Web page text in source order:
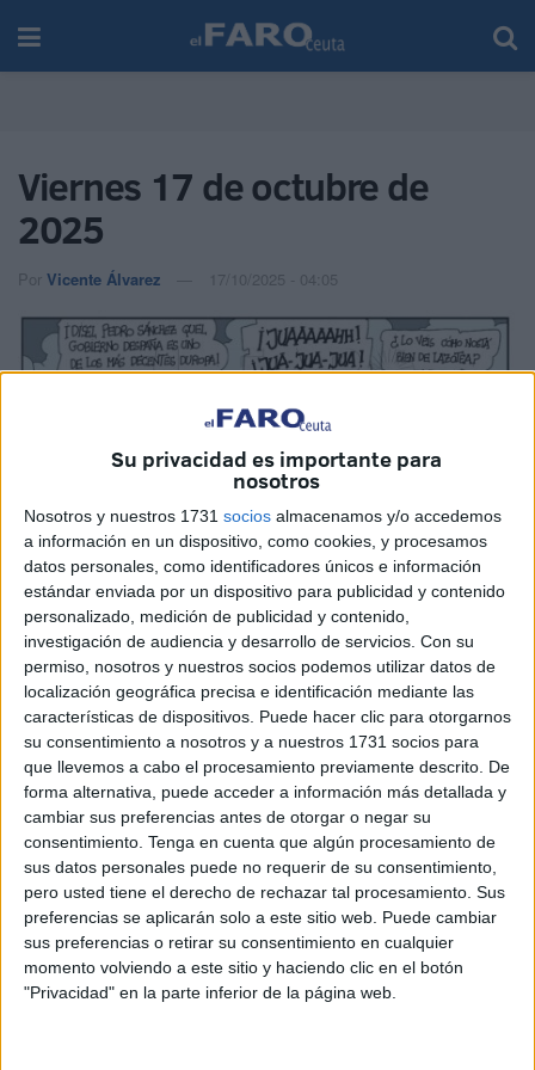
Su privacidad es importante para
nosotros
Nosotros y nuestros 1731 socios almacenamos y/o accedemos
a información en un dispositivo, como cookies, y procesamos
datos personales, como identificadores únicos e información
estándar enviada por un dispositivo para publicidad y contenido
personalizado, medición de publicidad y contenido,
investigación de audiencia y desarrollo de servicios. Con su
permiso, nosotros y nuestros socios podemos utilizar datos de
localización geográfica precisa e identificación mediante las
características de dispositivos. Puede hacer clic para otorgarnos
su consentimiento a nosotros y a nuestros 1731 socios para
que llevemos a cabo el procesamiento previamente descrito. De
forma alternativa, puede acceder a información más detallada y
cambiar sus preferencias antes de otorgar o negar su
consentimiento. Tenga en cuenta que algún procesamiento de
sus datos personales puede no requerir de su consentimiento,
pero usted tiene el derecho de rechazar tal procesamiento. Sus
preferencias se aplicarán solo a este sitio web. Puede cambiar
sus preferencias o retirar su consentimiento en cualquier
momento volviendo a este sitio y haciendo clic en el botón
"Privacidad" en la parte inferior de la página web.
Viernes 17 de octubre de
2025
Por Vicente Álvarez 17/10/2025 - 04:05
RelatedPosts
TAMPM lleva a la Delegación del
Gobierno su petición de actualizar la
indemnización por residencia
HACE 24 MINUTOS
Milagros Tolón defiende que la final del
Mundial 2030 se juegue en España: "Nos
la merecemos"
HACE 35 MINUTOS
El Gobierno destina 6,5 millones de
euros para reforzar la atención a los
inmigrantes
HACE 59 MINUTOS